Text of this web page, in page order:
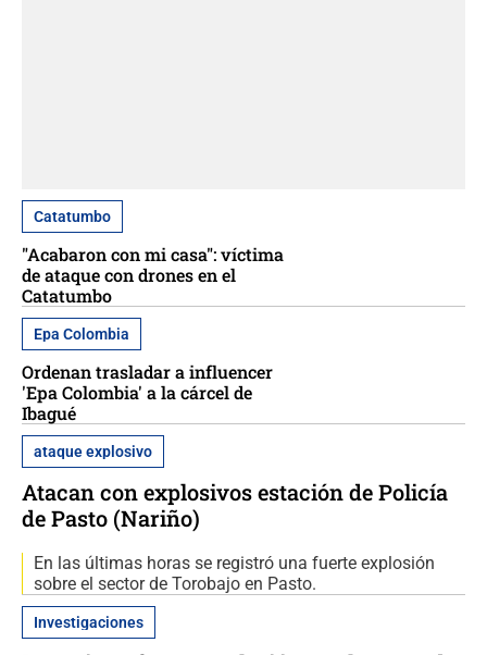
Catatumbo
"Acabaron con mi casa": víctima
de ataque con drones en el
Catatumbo
Epa Colombia
Ordenan trasladar a influencer
'Epa Colombia' a la cárcel de
Ibagué
ataque explosivo
Atacan con explosivos estación de Policía
de Pasto (Nariño)
En las últimas horas se registró una fuerte explosión
sobre el sector de Torobajo en Pasto.
Investigaciones